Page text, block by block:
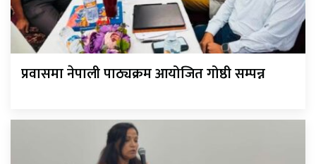
प्रवासमा नेपाली पाठ्यक्रम आयोजित गोष्ठी सम्पन्न